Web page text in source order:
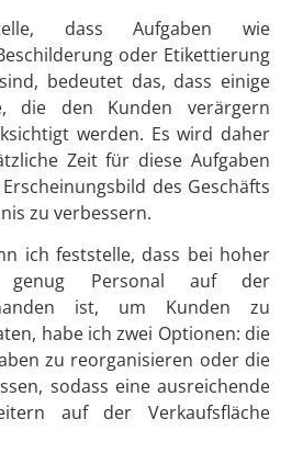
dass Aufgaben wie
oder Etikettierung
bedeutet das, dass einige
die den Kunden verärgern
werden. Es wird daher
Zeit für diese Aufgaben
des Geschäfts
zu verbessern.
ich feststelle, dass bei hoher
genug Personal auf der
ist, um Kunden zu
habe ich zwei Optionen: die
zu reorganisieren oder die
sodass eine ausreichende
auf der Verkaufsfläche